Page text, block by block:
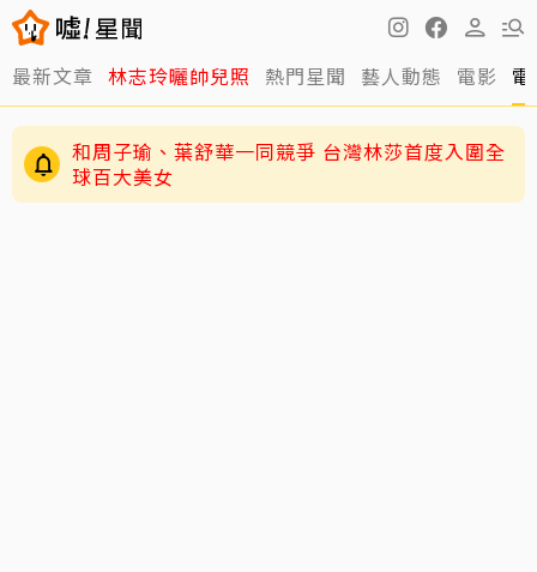
最新文章 林志玲曬帥兒照 熱門星聞 藝人動態 電影
和周子瑜、葉舒華一同競爭 台灣林莎首度入圍全
球百大美女